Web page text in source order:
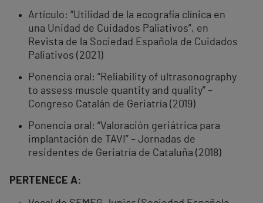
Artículo: “Utilidad de la ecografía clínica en
una Unidad de Cuidados Paliativos”, en
Revista de la Sociedad Española de Cuidados
Paliativos (2021)
Ponencia oral: “Reliability of ultrasonography
to assess muscle quantity and quality” –
Congreso Catalán de Geriatría (2019)
Ponencia oral: “Valoración geriátrica para
implantación de TAVI” – Jornadas de
residentes de Geriatría de Cataluña (2018)
PERTENECE A: